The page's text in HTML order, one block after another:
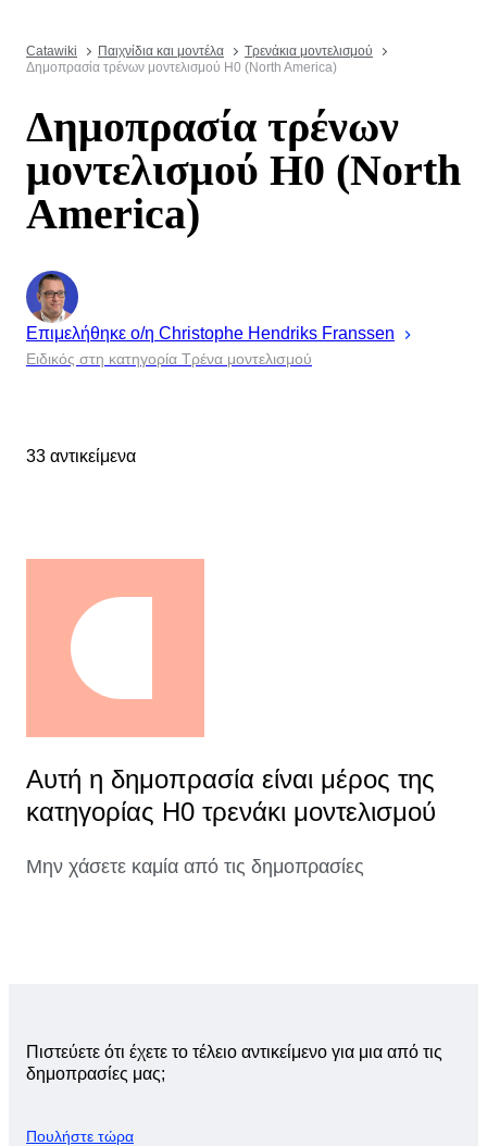
Catawiki Παιχνίδια και μοντέλα
Τρενάκια μοντελισμού
Δημοπρασία τρένων μοντελισμού H0 (North America)
Δημοπρασία τρένων
μοντελισμού H0 (North
America)
Επιμελήθηκε ο/η Christophe Hendriks Franssen
Ειδικός στη κατηγορία Τρένα μοντελισμού
33 αντικείμενα
Αυτή η δημοπρασία είναι μέρος της
κατηγορίας H0 τρενάκι μοντελισμού
Μην χάσετε καμία από τις δημοπρασίες
Πιστεύετε ότι έχετε το τέλειο αντικείμενο για μια από τις
δημοπρασίες μας;
Πουλήστε τώρα